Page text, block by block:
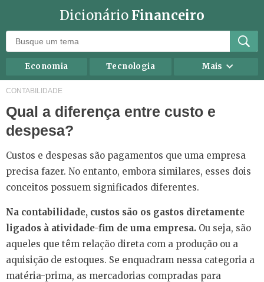
Dicionário Financeiro
Economia Tecnologia Mais
Recursos humanos
Negócios
Mercados
Direito
Carreira
Marketing
Contabilidade
Finanças Pessoais
CONTABILIDADE
Qual a diferença entre custo e
despesa?
Custos e despesas são pagamentos que uma empresa
precisa fazer. No entanto, embora similares, esses dois
conceitos possuem significados diferentes.
Na contabilidade, custos são os gastos diretamente
ligados à atividade-fim de uma empresa. Ou seja, são
aqueles que têm relação direta com a produção ou a
aquisição de estoques. Se enquadram nessa categoria a
matéria-prima, as mercadorias compradas para